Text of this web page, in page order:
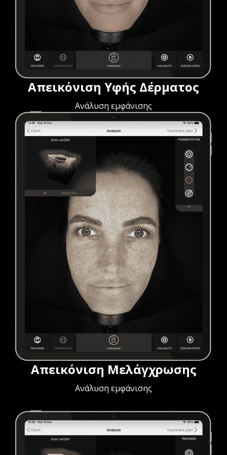
Απεικόνιση Υφής Δέρματος
Ανάλυση εμφάνισης
Απεικόνιση Μελάγχρωσης
Ανάλυση εμφάνισης